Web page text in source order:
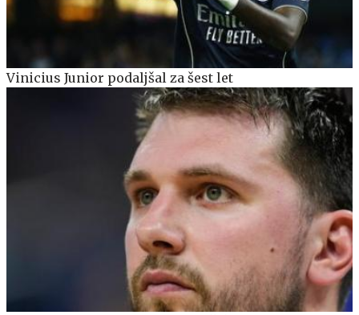
Vinicius Junior podaljšal za šest let